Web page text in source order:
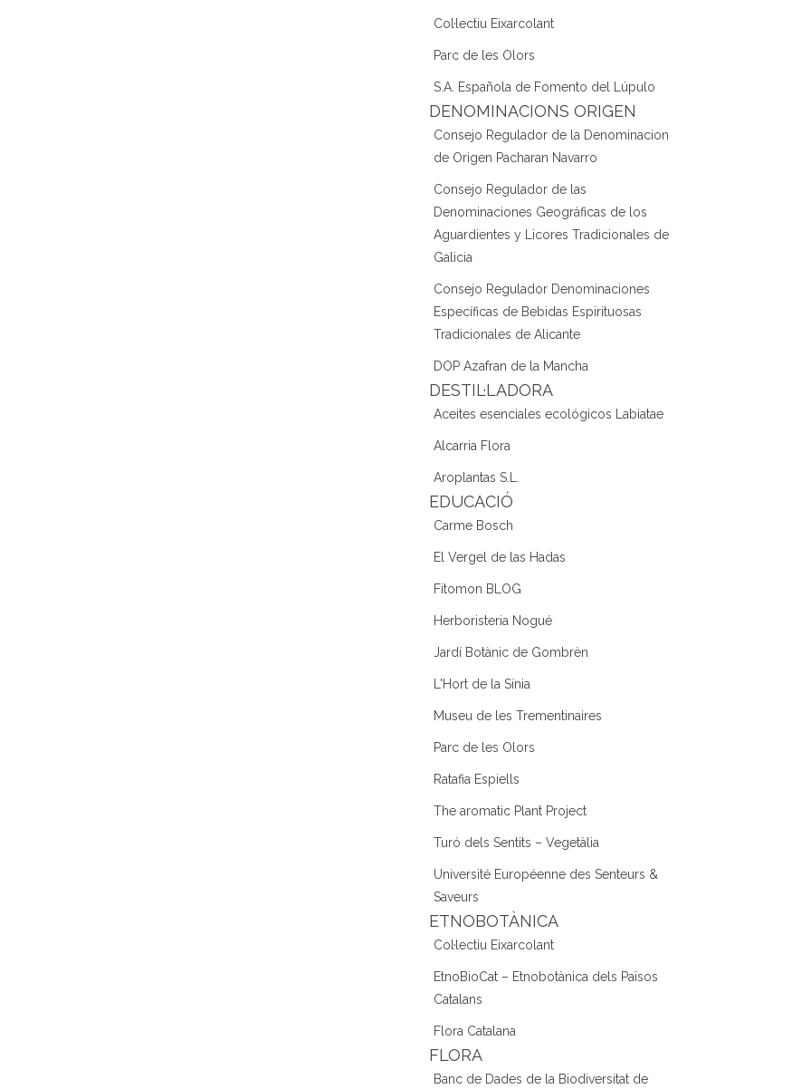
Col·lectiu Eixarcolant
Parc de les Olors
S.A. Española de Fomento del Lúpulo
DENOMINACIONS ORIGEN
Consejo Regulador de la Denominacion
de Origen Pacharan Navarro
Consejo Regulador de las
Denominaciones Geográficas de los
Aguardientes y Licores Tradicionales de
Galicia
Consejo Regulador Denominaciones
Específicas de Bebidas Espirituosas
Tradicionales de Alicante
DOP Azafran de la Mancha
DESTIL·LADORA
Aceites esenciales ecológicos Labiatae
Alcarria Flora
Aroplantas S.L.
EDUCACIÓ
Carme Bosch
El Vergel de las Hadas
Fitomon BLOG
Herboristeria Nogué
Jardí Botànic de Gombrèn
L'Hort de la Sínia
Museu de les Trementinaires
Parc de les Olors
Ratafia Espiells
The aromatic Plant Project
Turó dels Sentits – Vegetàlia
Université Européenne des Senteurs &
Saveurs
ETNOBOTÀNICA
Col·lectiu Eixarcolant
EtnoBioCat – Etnobotànica dels Països
Catalans
Flora Catalana
FLORA
Banc de Dades de la Biodiversitat de